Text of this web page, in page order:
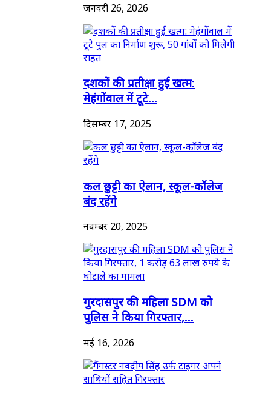
जनवरी 26, 2026
दशकों की प्रतीक्षा हुई खत्म:
मेहंगोंवाल में टूटे...
दिसम्बर 17, 2025
कल छुट्टी का ऐलान, स्कूल-कॉलेज
बंद रहेंगे
नवम्बर 20, 2025
गुरदासपुर की महिला SDM को
पुलिस ने किया गिरफ्तार,...
मई 16, 2026